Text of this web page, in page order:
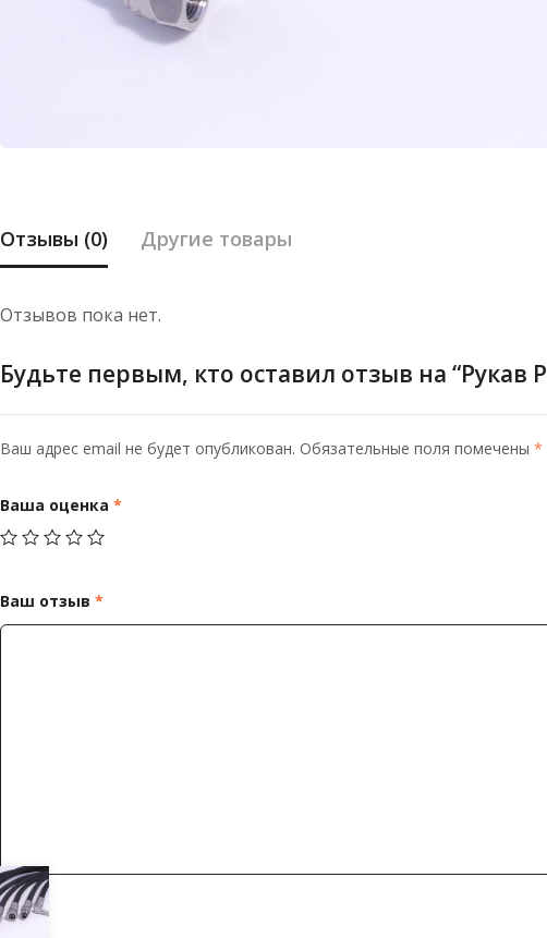
Отзывы (0) Другие товары
Отзывов пока нет.
Будьте первым, кто оставил отзыв на “Рукав
Ваш адрес email не будет опубликован. Обязательные поля помечены *
Ваша оценка *
Ваш отзыв *
Имя